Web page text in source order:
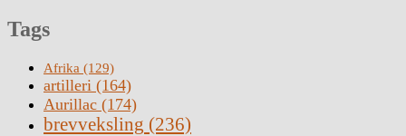
Tags
Afrika (129)
artilleri (164)
Aurillac (174)
brevveksling (236)